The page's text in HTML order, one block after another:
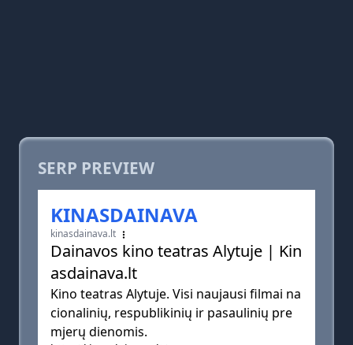
SERP PREVIEW
KINASDAINAVA
kinasdainava.lt
Dainavos kino teatras Alytuje | Kin
asdainava.lt
Kino teatras Alytuje. Visi naujausi filmai na
cionalinių, respublikinių ir pasaulinių pre
mjerų dienomis.